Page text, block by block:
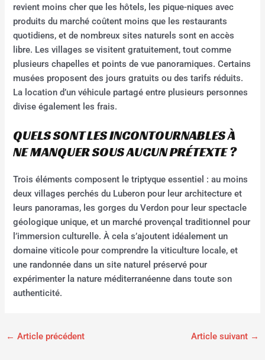
revient moins cher que les hôtels, les pique-niques avec
produits du marché coûtent moins que les restaurants
quotidiens, et de nombreux sites naturels sont en accès
libre. Les villages se visitent gratuitement, tout comme
plusieurs chapelles et points de vue panoramiques. Certains
musées proposent des jours gratuits ou des tarifs réduits.
La location d’un véhicule partagé entre plusieurs personnes
divise également les frais.
QUELS SONT LES INCONTOURNABLES À
NE MANQUER SOUS AUCUN PRÉTEXTE ?
Trois éléments composent le triptyque essentiel : au moins
deux villages perchés du Luberon pour leur architecture et
leurs panoramas, les gorges du Verdon pour leur spectacle
géologique unique, et un marché provençal traditionnel pour
l’immersion culturelle. À cela s’ajoutent idéalement un
domaine viticole pour comprendre la viticulture locale, et
une randonnée dans un site naturel préservé pour
expérimenter la nature méditerranéenne dans toute son
authenticité.
← Article précédent Article suivant →